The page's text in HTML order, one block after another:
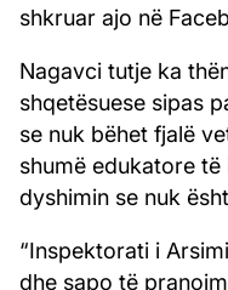
shkruar ajo në
Nagavci tutje ka
shqetësuese sipas
se nuk bëhet fjalë
shumë edukatore
dyshimin se nuk
“Inspektorati i
dhe sapo të